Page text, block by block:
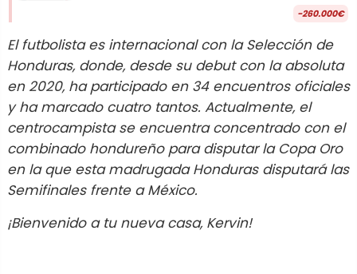
-260.000€
El futbolista es internacional con la Selección de
Honduras, donde, desde su debut con la absoluta
en 2020, ha participado en 34 encuentros oficiales
y ha marcado cuatro tantos. Actualmente, el
centrocampista se encuentra concentrado con el
combinado hondureño para disputar la Copa Oro
en la que esta madrugada Honduras disputará las
Semifinales frente a México.
¡Bienvenido a tu nueva casa, Kervin!